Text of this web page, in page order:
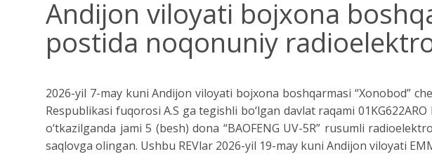
Andijon viloyati bojxona
postida noqonuniy
2026-yil 7-may kuni Andijon viloyati bojxona boshqarmasi “Xonobod”
Respublikasi fuqorosi A.S ga tegishli bo‘lgan davlat raqami
o‘tkazilganda jami 5 (besh) dona “BAOFENG UV-5R” rusumli
saqlovga olingan. Ushbu REVlar 2026-yil 19-may kuni Andijon viloyati